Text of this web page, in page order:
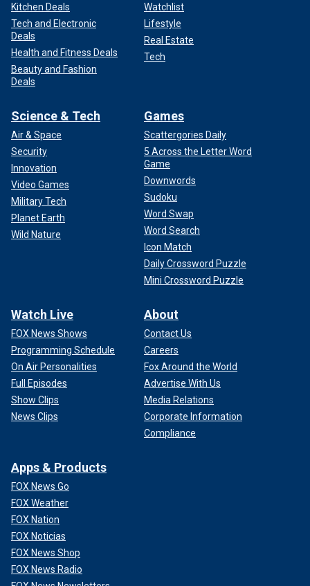
Kitchen Deals
Tech and Electronic
Deals
Health and Fitness Deals
Beauty and Fashion
Deals
Watchlist
Lifestyle
Real Estate
Tech
Science & Tech
Air & Space
Security
Innovation
Video Games
Military Tech
Planet Earth
Wild Nature
Games
Scattergories Daily
5 Across the Letter Word
Game
Downwords
Sudoku
Word Swap
Word Search
Icon Match
Daily Crossword Puzzle
Mini Crossword Puzzle
Watch Live
FOX News Shows
Programming Schedule
On Air Personalities
Full Episodes
Show Clips
News Clips
About
Contact Us
Careers
Fox Around the World
Advertise With Us
Media Relations
Corporate Information
Compliance
Apps & Products
FOX News Go
FOX Weather
FOX Nation
FOX Noticias
FOX News Shop
FOX News Radio